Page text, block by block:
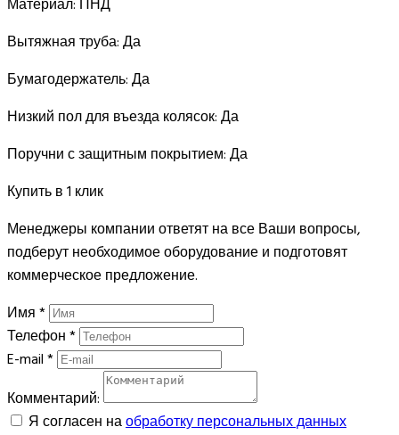
Вытяжная труба:Да
Бумагодержатель:Да
Низкий пол для въезда колясок:Да
Поручни с защитным покрытием:Да
Купить в 1 клик
Менеджеры компании ответят на все Ваши вопросы,
подберут необходимое оборудование и подготовят
коммерческое предложение.
Имя*
Телефон*
E-mail*
Комментарий:
Я согласен наобработку персональных данных